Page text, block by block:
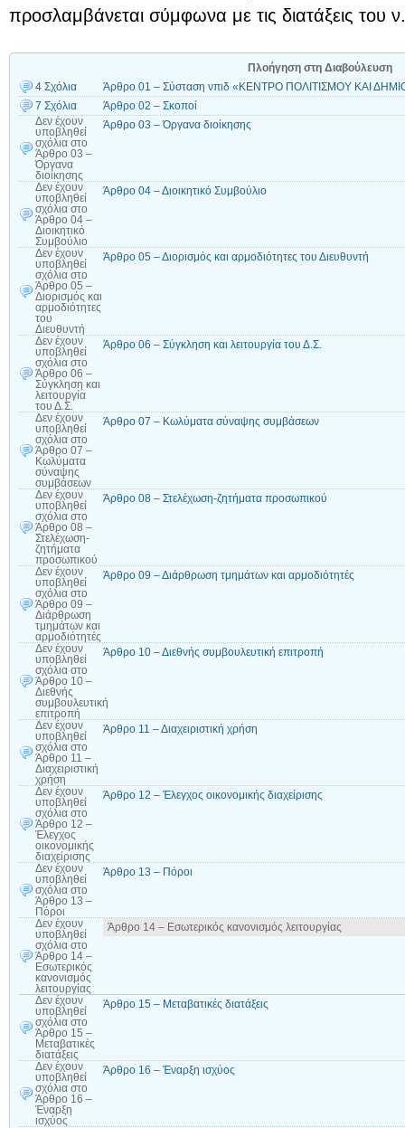
προσλαμβάνεται σύμφωνα με τις διατάξεις του
Πλοήγηση στη Διαβούλευση
4 Σχόλια
Άρθρο 01 – Σύσταση νπιδ «ΚΕΝΤΡΟ ΠΟΛΙΤΙΣΜΟΥ ΚΑΙ
7 Σχόλια
Άρθρο 02 – Σκοποί
Δεν έχουν
υποβληθεί
σχόλια στο
Άρθρο 03 –
Όργανα
διοίκησης
Άρθρο 03 – Όργανα διοίκησης
Δεν έχουν
υποβληθεί
σχόλια στο
Άρθρο 04 –
Διοικητικό
Συμβούλιο
Άρθρο 04 – Διοικητικό Συμβούλιο
Δεν έχουν
υποβληθεί
σχόλια στο
Άρθρο 05 –
Διορισμός και
αρμοδιότητες
του
Διευθυντή
Άρθρο 05 – Διορισμός και αρμοδιότητες του Διευθυντή
Δεν έχουν
υποβληθεί
σχόλια στο
Άρθρο 06 –
Σύγκληση και
λειτουργία
του Δ.Σ.
Άρθρο 06 – Σύγκληση και λειτουργία του Δ.Σ.
Δεν έχουν
υποβληθεί
σχόλια στο
Άρθρο 07 –
Κωλύματα
σύναψης
συμβάσεων
Άρθρο 07 – Κωλύματα σύναψης συμβάσεων
Δεν έχουν
υποβληθεί
σχόλια στο
Άρθρο 08 –
Στελέχωση-
ζητήματα
προσωπικού
Άρθρο 08 – Στελέχωση-ζητήματα προσωπικού
Δεν έχουν
υποβληθεί
σχόλια στο
Άρθρο 09 –
Διάρθρωση
τμημάτων και
αρμοδιότητές
Άρθρο 09 – Διάρθρωση τμημάτων και αρμοδιότητές
Δεν έχουν
υποβληθεί
σχόλια στο
Άρθρο 10 –
Διεθνής
συμβουλευτική
επιτροπή
Άρθρο 10 – Διεθνής συμβουλευτική επιτροπή
Δεν έχουν
υποβληθεί
σχόλια στο
Άρθρο 11 –
Διαχειριστική
χρήση
Άρθρο 11 – Διαχειριστική χρήση
Δεν έχουν
υποβληθεί
σχόλια στο
Άρθρο 12 –
Έλεγχος
οικονομικής
διαχείρισης
Άρθρο 12 – Έλεγχος οικονομικής διαχείρισης
Δεν έχουν
υποβληθεί
σχόλια στο
Άρθρο 13 –
Πόροι
Άρθρο 13 – Πόροι
Δεν έχουν
υποβληθεί
σχόλια στο
Άρθρο 14 –
Εσωτερικός
κανονισμός
λειτουργίας
Άρθρο 14 – Εσωτερικός κανονισμός λειτουργίας
Δεν έχουν
υποβληθεί
σχόλια στο
Άρθρο 15 –
Μεταβατικές
διατάξεις
Άρθρο 15 – Μεταβατικές διατάξεις
Δεν έχουν
υποβληθεί
σχόλια στο
Άρθρο 16 –
Έναρξη
ισχύος
Άρθρο 16 – Έναρξη ισχύος